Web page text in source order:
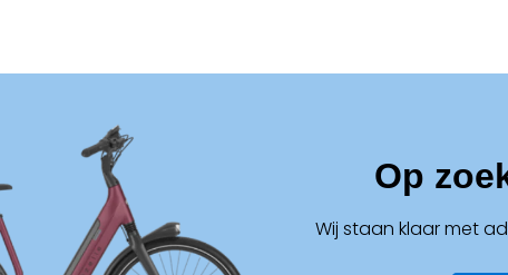
Op
Wij staan klaar met